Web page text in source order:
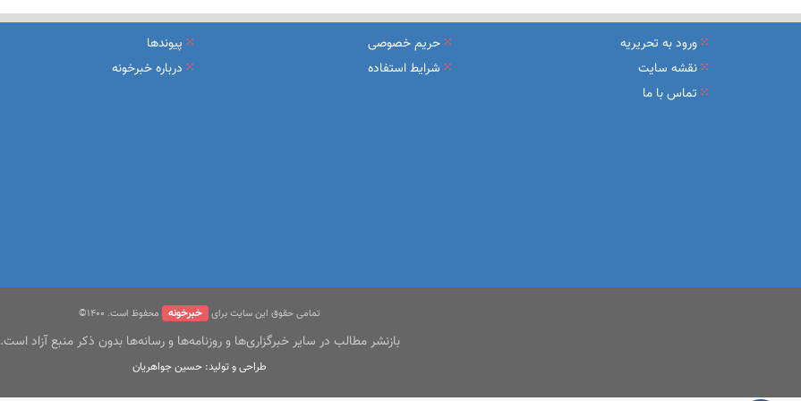
عقد تفاهم نامه عرضه محصول «مستمری مادام العمر ارس» بین شرکت بیمه باران و گروه صنعتی انتخاب
ورود به تحریریه
نقشه سایت
تماس با ما
حریم خصوصی
شرایط استفاده
پیوندها
درباره خبرخونه
تمامی حقوق این سایت برای خبرخونه محفوظ است. ۱400©
بازنشر مطالب در سایر خبرگزاری‌ها و روزنامه‌ها و رسانه‌ها بدون ذکر منبع آزاد است.
طراحی و تولید: حسین جواهریان